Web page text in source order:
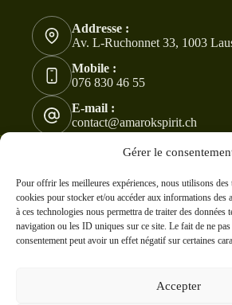
Gérer le
Pour offrir les meilleures expériences, nous utilisons des
cookies pour stocker et/ou accéder aux informations des
à ces technologies nous permettra de traiter des données
navigation ou les ID uniques sur ce site. Le fait de ne
consentement peut avoir un effet négatif sur certaines
Accepter
Addresse :
Av. L-Ruchonnet 33, 1003
Mobile :
076 830 46 55
E-mail :
contact@amarokspirit.ch
Copyright © 2024 -2026 - Tous droits réservés
AmarokSpirit. Modifications et ventes sont